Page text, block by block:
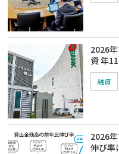
2026
資 年
融資
2026
伸び率